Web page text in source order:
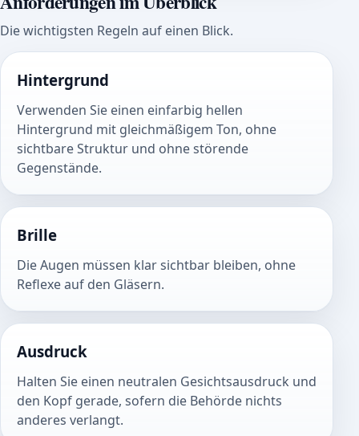
Die wichtigsten Regeln auf einen Blick.
Hintergrund
Verwenden Sie einen einfarbig hellen
Hintergrund mit gleichmäßigem Ton, ohne
sichtbare Struktur und ohne störende
Gegenstände.
Brille
Die Augen müssen klar sichtbar bleiben, ohne
Reflexe auf den Gläsern.
Ausdruck
Halten Sie einen neutralen Gesichtsausdruck und
den Kopf gerade, sofern die Behörde nichts
anderes verlangt.